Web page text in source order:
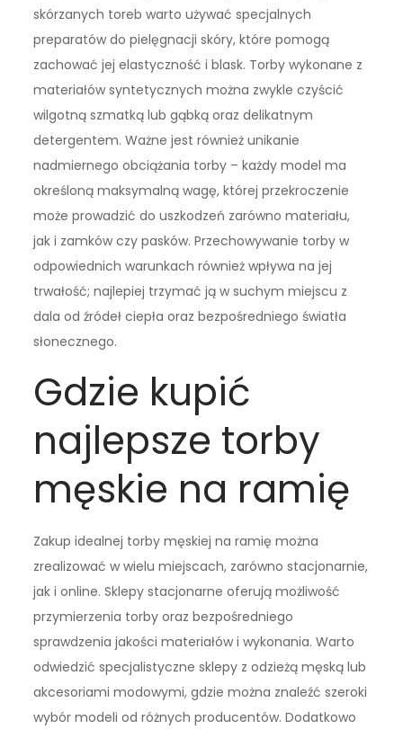
skórzanych toreb warto używać specjalnych
preparatów do pielęgnacji skóry, które pomogą
zachować jej elastyczność i blask. Torby wykonane z
materiałów syntetycznych można zwykle czyścić
wilgotną szmatką lub gąbką oraz delikatnym
detergentem. Ważne jest również unikanie
nadmiernego obciążania torby – każdy model ma
określoną maksymalną wagę, której przekroczenie
może prowadzić do uszkodzeń zarówno materiału,
jak i zamków czy pasków. Przechowywanie torby w
odpowiednich warunkach również wpływa na jej
trwałość; najlepiej trzymać ją w suchym miejscu z
dala od źródeł ciepła oraz bezpośredniego światła
słonecznego.
Gdzie kupić
najlepsze torby
męskie na ramię
Zakup idealnej torby męskiej na ramię można
zrealizować w wielu miejscach, zarówno stacjonarnie,
jak i online. Sklepy stacjonarne oferują możliwość
przymierzenia torby oraz bezpośredniego
sprawdzenia jakości materiałów i wykonania. Warto
odwiedzić specjalistyczne sklepy z odzieżą męską lub
akcesoriami modowymi, gdzie można znaleźć szeroki
wybór modeli od różnych producentów. Dodatkowo